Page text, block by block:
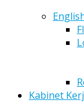
Kabinet